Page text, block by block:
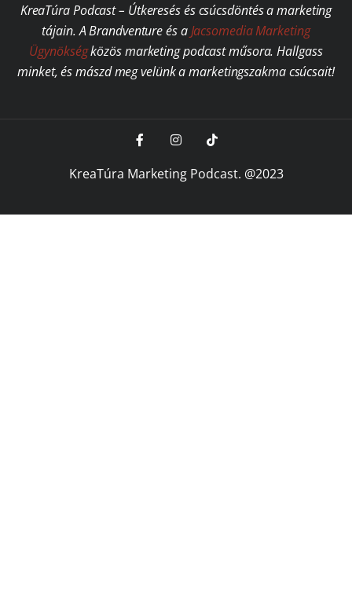
KreaTúra Podcast – Útkeresés és csúcsdöntés a marketing
tájain. A Brandventure és aJacsomedia Marketing
Ügynökségközös marketing podcast műsora. Hallgass
minket, és mászd meg velünk a marketingszakma csúcsait!
KreaTúra Marketing Podcast. @2023